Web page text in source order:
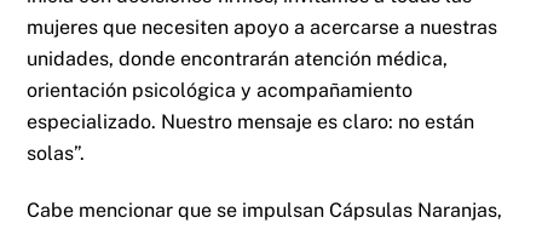
mujeres que necesiten apoyo a acercarse a nuestras
unidades, donde encontrarán atención médica,
orientación psicológica y acompañamiento
especializado. Nuestro mensaje es claro: no están
solas”.
Cabe mencionar que se impulsan Cápsulas Naranjas,